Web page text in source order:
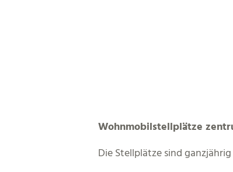
Wohnmobilstellplätze
Die Stellplätze sind